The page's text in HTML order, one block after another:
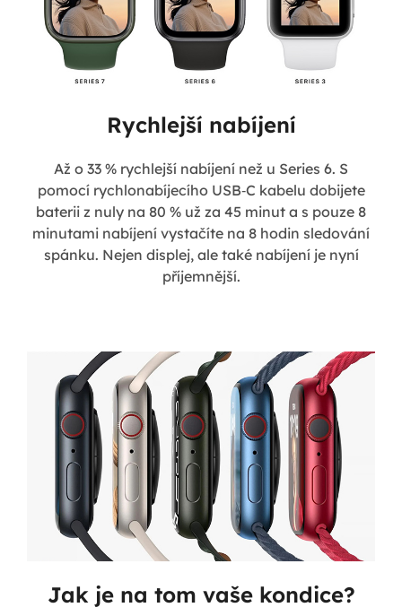
Rychlejší nabíjení
Až o 33 % rychlejší nabíjení než u Series 6. S
pomocí rychlonabíjecího USB‑C kabelu dobijete
baterii z nuly na 80 % už za 45 minut a s pouze 8
minutami nabíjení vystačíte na 8 hodin sledování
spánku. Nejen displej, ale také nabíjení je nyní
příjemnější.
Jak je na tom vaše kondice?